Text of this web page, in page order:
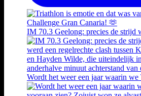
IM 70.3 Geelong: precies de strijd
Wordt het weer een jaar waarin